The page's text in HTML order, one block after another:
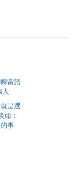
當諮
是選
：
事